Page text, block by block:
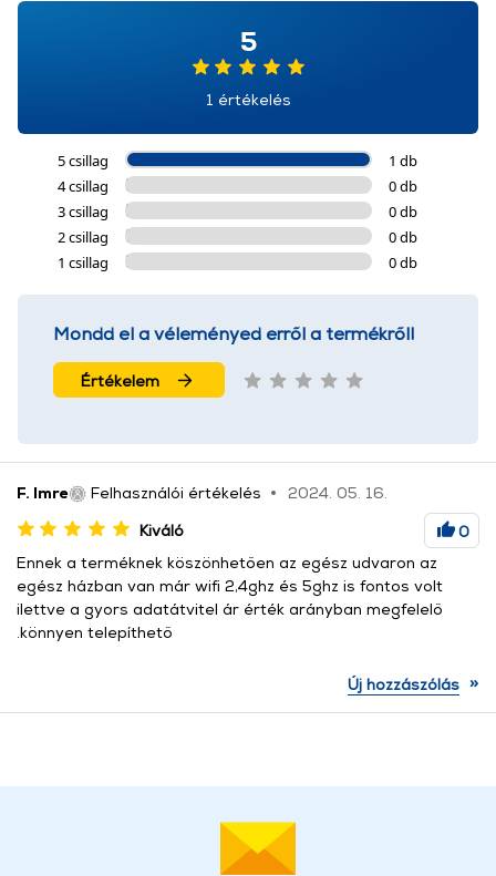
5
1 értékelés
5 csillag
1 db
4 csillag
0 db
3 csillag
0 db
2 csillag
0 db
1 csillag
0 db
Mondd el a véleményed erről a termékről!
Értékelem
F. Imre Felhasználói értékelés
2024. 05. 16.
Kiváló
0
Ennek a terméknek köszönhetően az egész udvaron az
egész házban van már wifi 2,4ghz és 5ghz is fontos volt
ilettve a gyors adatátvitel ár érték arányban megfelelő
.könnyen telepíthető
Új hozzászólás »